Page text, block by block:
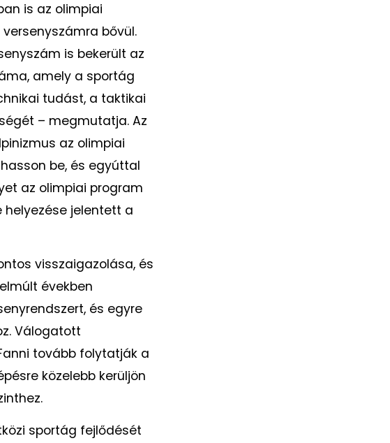
is az olimpiai
bővül.
is bekerült az
amely a sportág
tudást, a taktikai
– megmutatja. Az
az olimpiai
be, és egyúttal
az olimpiai program
helyezése jelentett a
visszaigazolása, és
években
és egyre
Válogatott
tovább folytatják a
közelebb kerüljön
sportág fejlődését